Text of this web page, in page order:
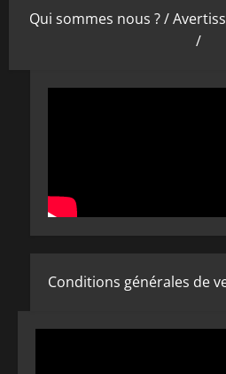
Qui sommes nous ? /
/
Conditions générales de